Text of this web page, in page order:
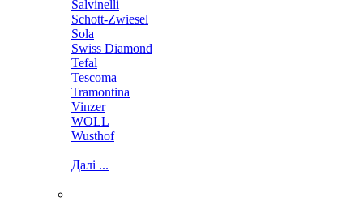
Salvinelli
Schott-Zwiesel
Sola
Swiss Diamond
Tefal
Tescoma
Tramontina
Vinzer
WOLL
Wusthof
Далі ...